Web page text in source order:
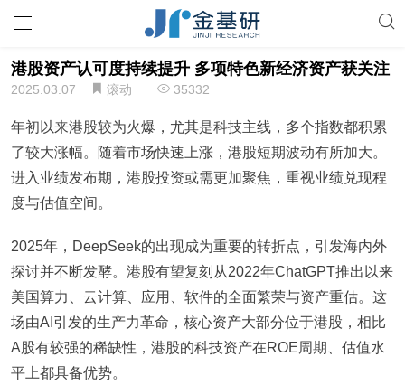
港股资产认可度持续提升 多项特色新经济资产获关注
2025.03.07 滚动 35332
年初以来港股较为火爆，尤其是科技主线，多个指数都积累
了较大涨幅。随着市场快速上涨，港股短期波动有所加大。
进入业绩发布期，港股投资或需更加聚焦，重视业绩兑现程
度与估值空间。
2025年，DeepSeek的出现成为重要的转折点，引发海内外
探讨并不断发酵。港股有望复刻从2022年ChatGPT推出以来
美国算力、云计算、应用、软件的全面繁荣与资产重估。这
场由AI引发的生产力革命，核心资产大部分位于港股，相比
A股有较强的稀缺性，港股的科技资产在ROE周期、估值水
平上都具备优势。